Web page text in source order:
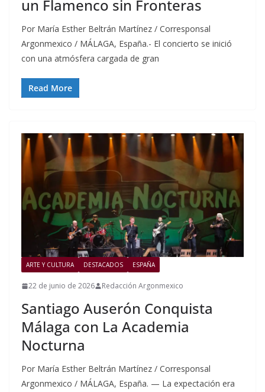
un Flamenco sin Fronteras
Por María Esther Beltrán Martínez / Corresponsal
Argonmexico / MÁLAGA, España.- El concierto se inició
con una atmósfera cargada de gran
Read More
ARTE Y CULTURA DESTACADOS ESPAÑA
22 de junio de 2026 Redacción Argonmexico
Santiago Auserón Conquista
Málaga con La Academia
Nocturna
Por María Esther Beltrán Martínez / Corresponsal
Argonmexico / MÁLAGA, España. — La expectación era